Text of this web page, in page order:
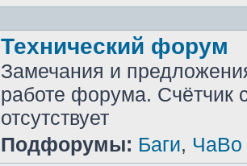
Технический форум
Замечания и
работе форума. Счётчик
отсутствует
Подфорумы: Баги, ЧаВо